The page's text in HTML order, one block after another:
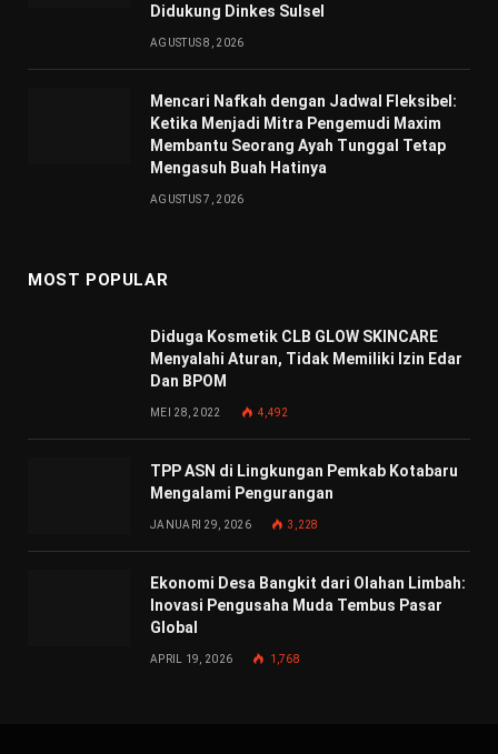
Didukung Dinkes Sulsel
AGUSTUS 8, 2026
Mencari Nafkah dengan Jadwal Fleksibel:
Ketika Menjadi Mitra Pengemudi Maxim
Membantu Seorang Ayah Tunggal Tetap
Mengasuh Buah Hatinya
AGUSTUS 7, 2026
MOST POPULAR
Diduga Kosmetik CLB GLOW SKINCARE
Menyalahi Aturan, Tidak Memiliki Izin Edar
Dan BPOM
MEI 28, 2022 4,492
TPP ASN di Lingkungan Pemkab Kotabaru
Mengalami Pengurangan
JANUARI 29, 2026 3,228
Ekonomi Desa Bangkit dari Olahan Limbah:
Inovasi Pengusaha Muda Tembus Pasar
Global
APRIL 19, 2026 1,768